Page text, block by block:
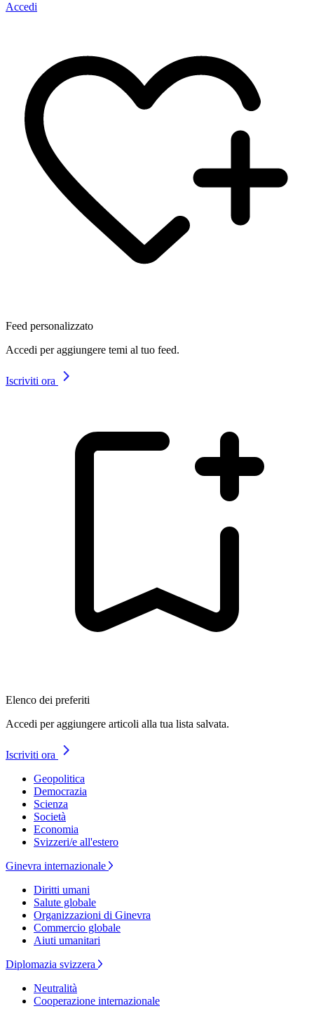
Accedi
Feed personalizzato
Accedi per aggiungere temi al tuo feed.
Iscriviti ora
Elenco dei preferiti
Accedi per aggiungere articoli alla tua lista salvata.
Iscriviti ora
Geopolitica
Democrazia
Scienza
Società
Economia
Svizzeri/e all'estero
Ginevra internazionale
Diritti umani
Salute globale
Organizzazioni di Ginevra
Commercio globale
Aiuti umanitari
Diplomazia svizzera
Neutralità
Cooperazione internazionale